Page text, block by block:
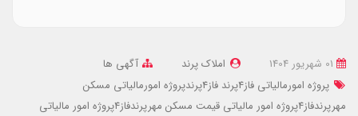
املاک پرند
آگهی ها
پروژه امورمالیاتی فاز4پرند
فاز4پرندپروژه امورمالیاتی
مسکن
مهرپرندفاز4پروژه امور مالیاتی
قیمت مسکن مهرپرندفاز4پروژه امور مالیاتی